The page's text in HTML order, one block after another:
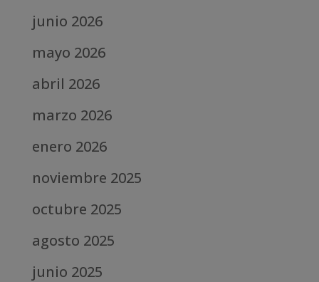
junio 2026
mayo 2026
abril 2026
marzo 2026
enero 2026
noviembre 2025
octubre 2025
agosto 2025
junio 2025